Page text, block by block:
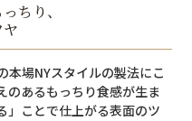
ちり、
本場NYスタイルの製法にこ
のあるもっちり食感が生ま
」ことで仕上がる表面のツ